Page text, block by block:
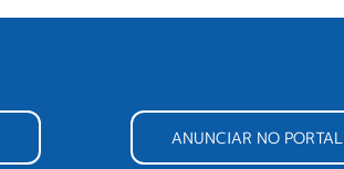
ANUNCIAR NO PORTAL